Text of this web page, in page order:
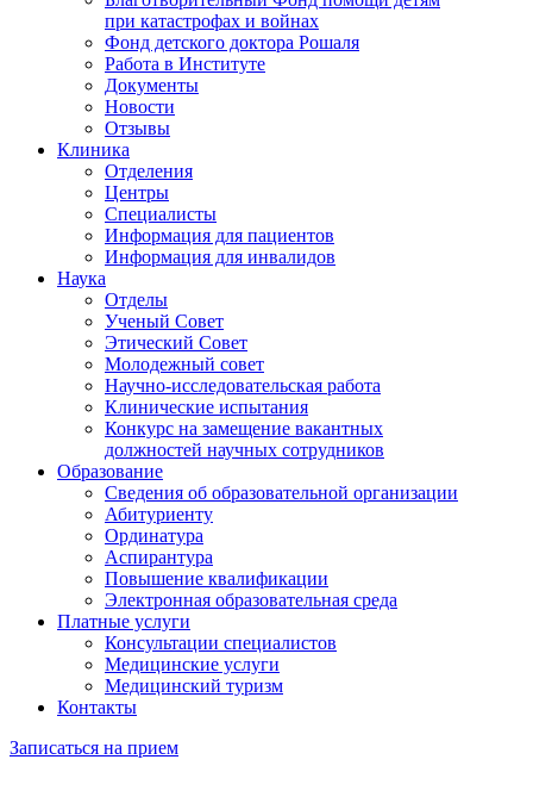
при катастрофах и войнах
Фонд детского доктора Рошаля
Работа в Институте
Документы
Новости
Отзывы
Клиника
Отделения
Центры
Специалисты
Информация для пациентов
Информация для инвалидов
Наука
Отделы
Ученый Совет
Этический Совет
Молодежный совет
Научно-исследовательская работа
Клинические испытания
Конкурс на замещение вакантных
должностей научных сотрудников
Образование
Сведения об образовательной организации
Абитуриенту
Ординатура
Аспирантура
Повышение квалификации
Электронная образовательная среда
Платные услуги
Консультации специалистов
Медицинские услуги
Медицинский туризм
Контакты
Записаться на прием